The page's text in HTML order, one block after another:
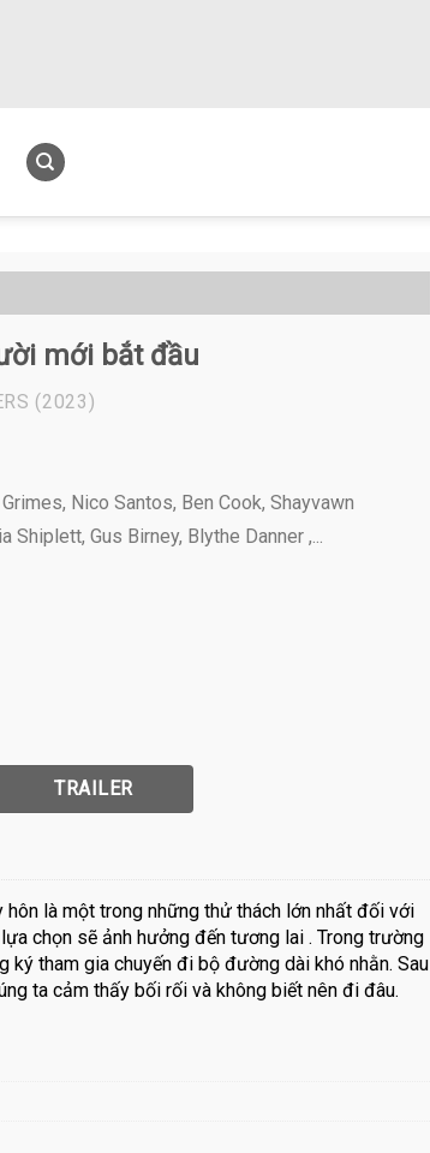
mới bắt đầu
(2023)
Nico Santos, Ben Cook, Shayvawn
Shiplett, Gus Birney, Blythe Danner ,...
TRAILER
hôn là một trong những thử thách lớn nhất đối với
chọn sẽ ảnh hưởng đến tương lai . Trong trường
tham gia chuyến đi bộ đường dài khó nhằn. Sau
ta cảm thấy bối rối và không biết nên đi đâu.